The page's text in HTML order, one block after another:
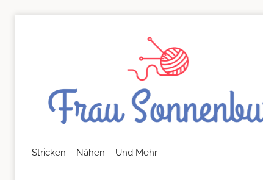
FrauSonnenburg
Stricken – Nähen – Und Mehr